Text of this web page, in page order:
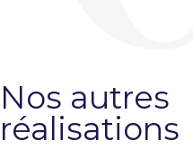
Nos autres
réalisations